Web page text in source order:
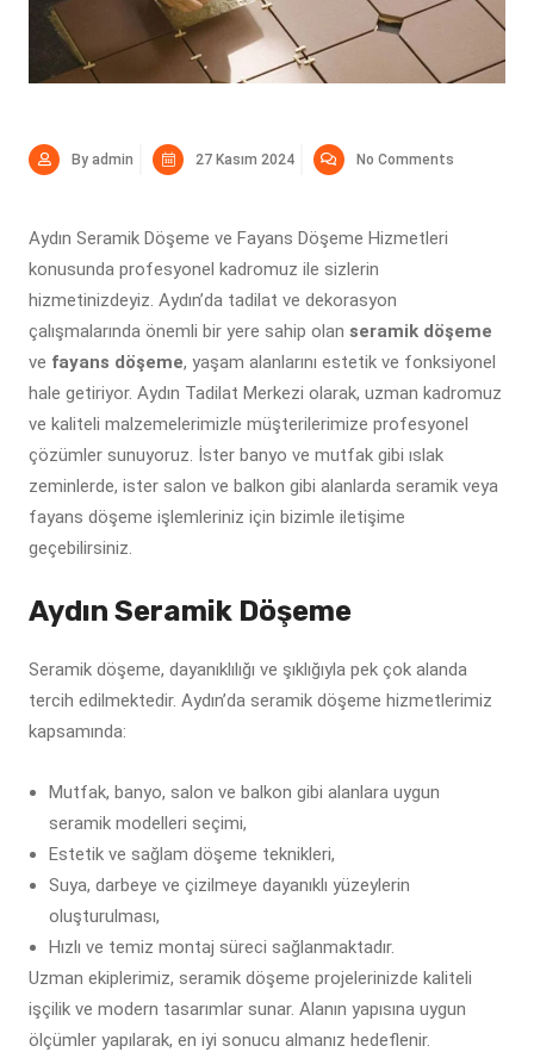
By admin 27 Kasım 2024 No Comments
Aydın Seramik Döşeme ve Fayans Döşeme Hizmetleri
konusunda profesyonel kadromuz ile sizlerin
hizmetinizdeyiz. Aydın’da tadilat ve dekorasyon
çalışmalarında önemli bir yere sahip olan seramik döşeme
ve fayans döşeme, yaşam alanlarını estetik ve fonksiyonel
hale getiriyor. Aydın Tadilat Merkezi olarak, uzman kadromuz
ve kaliteli malzemelerimizle müşterilerimize profesyonel
çözümler sunuyoruz. İster banyo ve mutfak gibi ıslak
zeminlerde, ister salon ve balkon gibi alanlarda seramik veya
fayans döşeme işlemleriniz için bizimle iletişime
geçebilirsiniz.
Aydın Seramik Döşeme
Seramik döşeme, dayanıklılığı ve şıklığıyla pek çok alanda
tercih edilmektedir. Aydın’da seramik döşeme hizmetlerimiz
kapsamında:
Mutfak, banyo, salon ve balkon gibi alanlara uygun
seramik modelleri seçimi,
Estetik ve sağlam döşeme teknikleri,
Suya, darbeye ve çizilmeye dayanıklı yüzeylerin
oluşturulması,
Hızlı ve temiz montaj süreci sağlanmaktadır.
Uzman ekiplerimiz, seramik döşeme projelerinizde kaliteli
işçilik ve modern tasarımlar sunar. Alanın yapısına uygun
ölçümler yapılarak, en iyi sonucu almanız hedeflenir.